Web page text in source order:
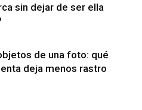
sin dejar de ser ella
de una foto: qué
deja menos rastro